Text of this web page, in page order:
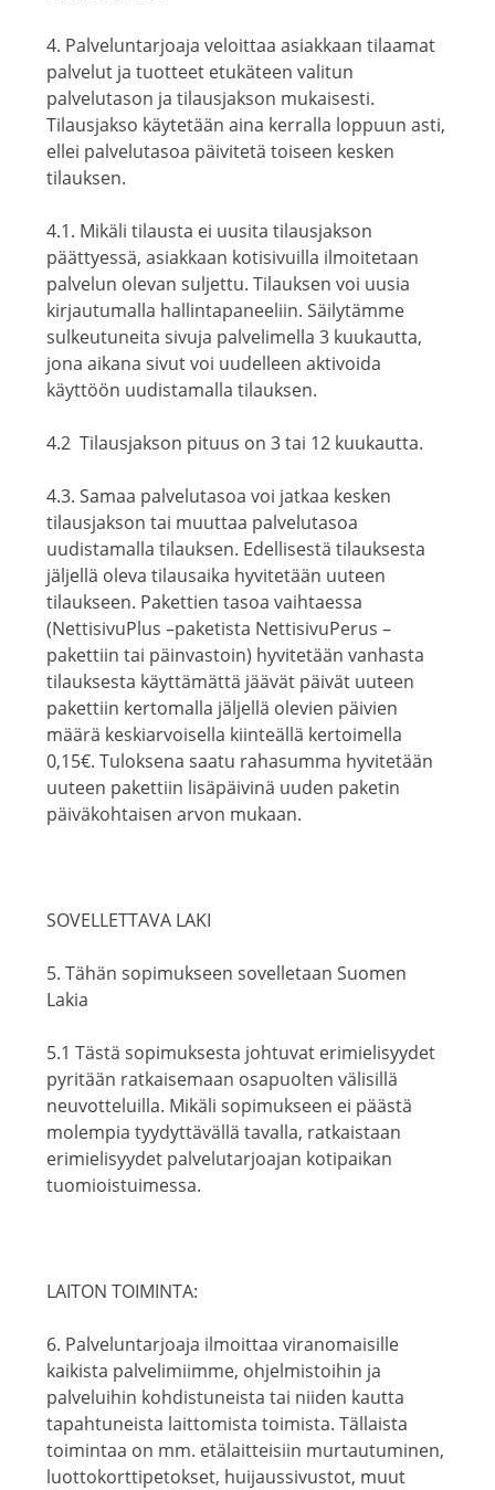
4. Palveluntarjoaja veloittaa asiakkaan tilaamat
palvelut ja tuotteet etukäteen valitun
palvelutason ja tilausjakson mukaisesti.
Tilausjakso käytetään aina kerralla loppuun asti,
ellei palvelutasoa päivitetä toiseen kesken
tilauksen.
4.1. Mikäli tilausta ei uusita tilausjakson
päättyessä, asiakkaan kotisivuilla ilmoitetaan
palvelun olevan suljettu. Tilauksen voi uusia
kirjautumalla hallintapaneeliin. Säilytämme
sulkeutuneita sivuja palvelimella 3 kuukautta,
jona aikana sivut voi uudelleen aktivoida
käyttöön uudistamalla tilauksen.
4.2 Tilausjakson pituus on 3 tai 12 kuukautta.
4.3. Samaa palvelutasoa voi jatkaa kesken
tilausjakson tai muuttaa palvelutasoa
uudistamalla tilauksen. Edellisestä tilauksesta
jäljellä oleva tilausaika hyvitetään uuteen
tilaukseen. Pakettien tasoa vaihtaessa
(NettisivuPlus –paketista NettisivuPerus –
pakettiin tai päinvastoin) hyvitetään vanhasta
tilauksesta käyttämättä jäävät päivät uuteen
pakettiin kertomalla jäljellä olevien päivien
määrä keskiarvoisella kiinteällä kertoimella
0,15€. Tuloksena saatu rahasumma hyvitetään
uuteen pakettiin lisäpäivinä uuden paketin
päiväkohtaisen arvon mukaan.
SOVELLETTAVA LAKI
5. Tähän sopimukseen sovelletaan Suomen
Lakia
5.1 Tästä sopimuksesta johtuvat erimielisyydet
pyritään ratkaisemaan osapuolten välisillä
neuvotteluilla. Mikäli sopimukseen ei päästä
molempia tyydyttävällä tavalla, ratkaistaan
erimielisyydet palvelutarjoajan kotipaikan
tuomioistuimessa.
LAITON TOIMINTA:
6. Palveluntarjoaja ilmoittaa viranomaisille
kaikista palvelimiimme, ohjelmistoihin ja
palveluihin kohdistuneista tai niiden kautta
tapahtuneista laittomista toimista. Tällaista
toimintaa on mm. etälaitteisiin murtautuminen,
luottokorttipetokset, huijaussivustot, muut